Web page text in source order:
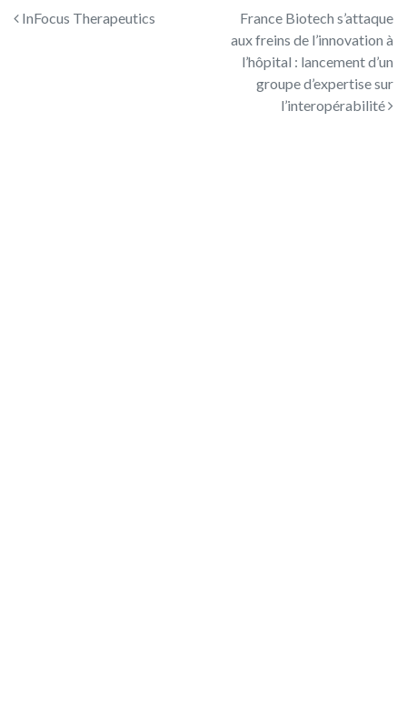
Navigation des articles
InFocus Therapeutics
France Biotech s’attaque
aux freins de l’innovation à
l’hôpital : lancement d’un
groupe d’expertise sur
l’interopérabilité